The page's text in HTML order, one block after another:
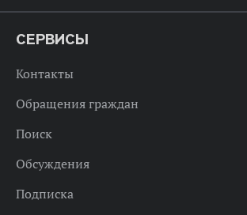
СЕРВИСЫ
Контакты
Обращения граждан
Поиск
Обсуждения
Подписка